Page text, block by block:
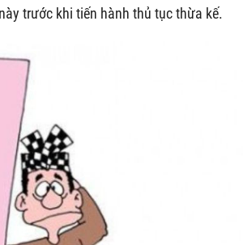
trước khi tiến hành thủ tục thừa kế.